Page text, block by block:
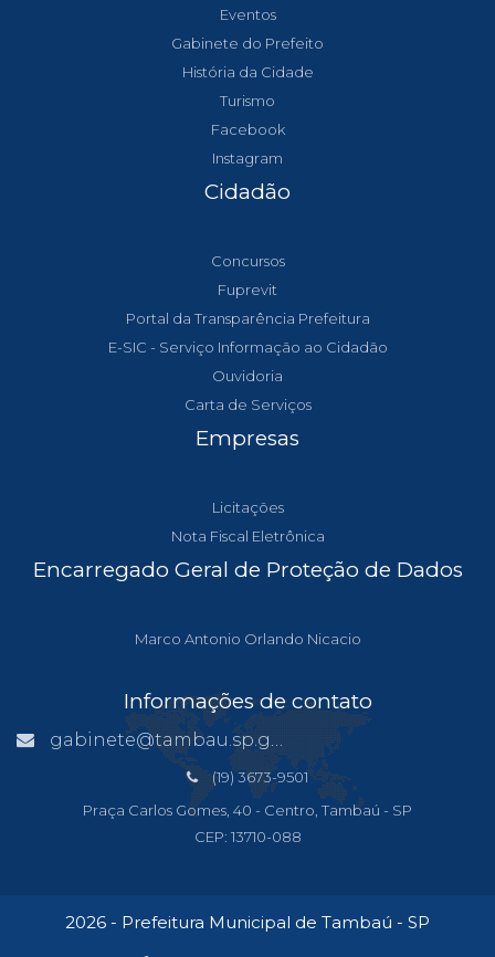
Eventos
Gabinete do Prefeito
História da Cidade
Turismo
Facebook
Instagram
Cidadão
Concursos
Fuprevit
Portal da Transparência Prefeitura
E-SIC - Serviço Informação ao Cidadão
Ouvidoria
Carta de Serviços
Empresas
Licitações
Nota Fiscal Eletrônica
Encarregado Geral de Proteção de Dados
Marco Antonio Orlando Nicacio
Informações de contato
gabinete@tambau.sp.gov.br
(19) 3673-9501
Praça Carlos Gomes, 40 - Centro, Tambaú - SP
CEP: 13710-088
2026 - Prefeitura Municipal de Tambaú - SP